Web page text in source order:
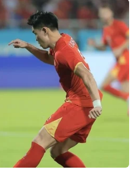
để ngăn chặn bệnh
bệnh này bùng phát
(TTXVN/Vietnam+)